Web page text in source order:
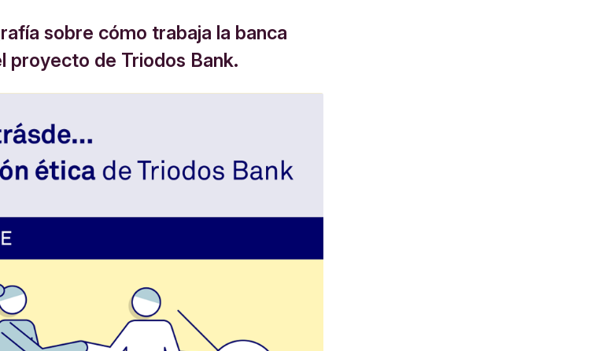
sobre cómo trabaja la banca
proyecto de Triodos Bank.